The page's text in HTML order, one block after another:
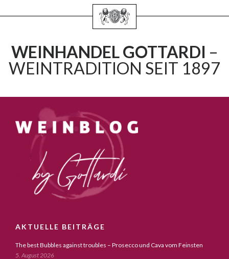
WEINHANDEL GOTTARDI –
WEINTRADITION SEIT 1897
AKTUELLE BEITRÄGE
The best Bubbles against troubles – Prosecco und Cava vom Feinsten
5. August 2026